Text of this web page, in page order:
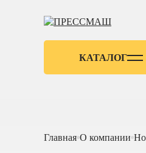
КАТАЛОГ
Главная О компании